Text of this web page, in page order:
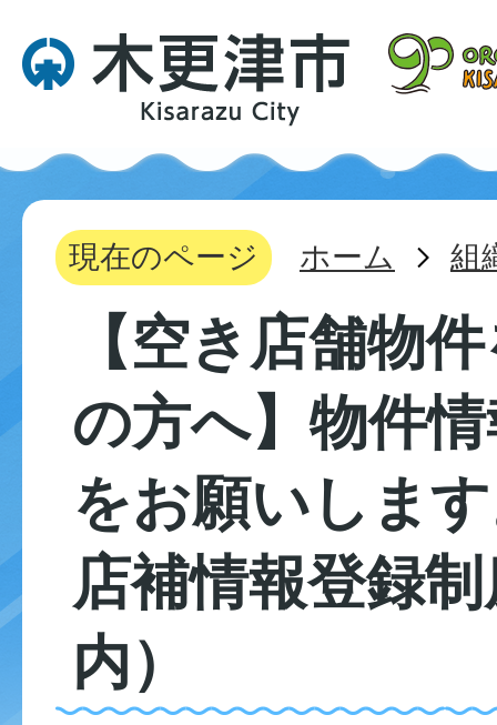
現在のページ ホーム 組
【空き店舗物
の方へ】物件
をお願いしま
店補情報登録
内）